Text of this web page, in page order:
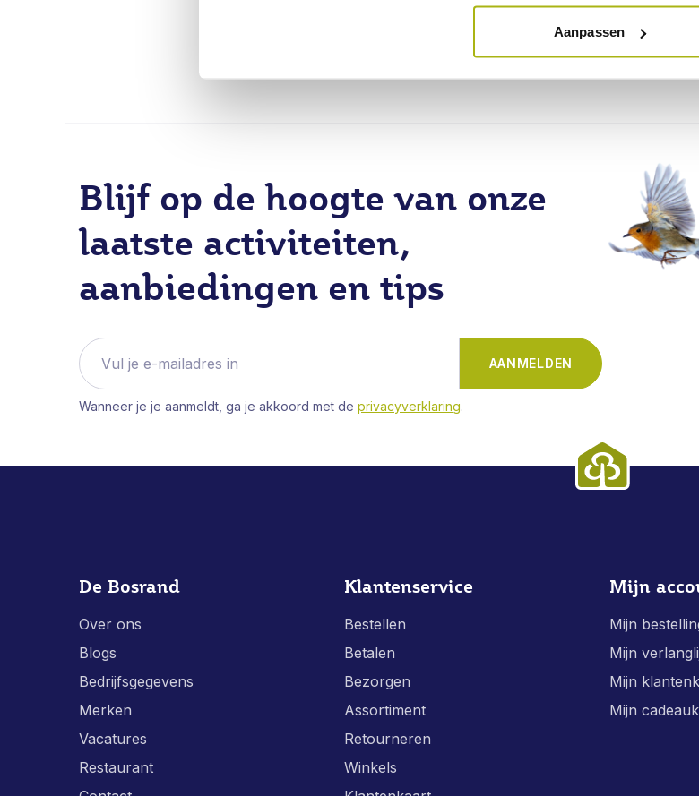
Aanpassen
Blijf op de hoogte van onze
laatste activiteiten,
aanbiedingen en tips
AANMELDEN
Wanneer je je aanmeldt, ga je akkoord met de privacyverklaring.
De Bosrand
Over ons
Blogs
Bedrijfsgegevens
Merken
Vacatures
Restaurant
Klantenservice
Bestellen
Betalen
Bezorgen
Assortiment
Retourneren
Winkels
Mijn
Mijn
Mijn
Mijn
Mijn